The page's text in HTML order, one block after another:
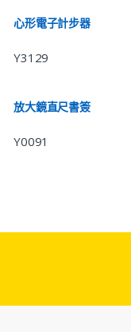
心形電子計步器
Y3129
放大鏡直尺書簽
Y0091